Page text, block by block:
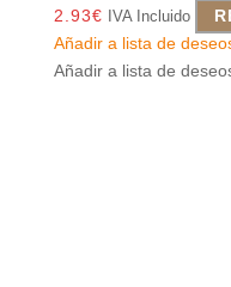
2.93€ IVA Incluido
Añadir a lista de
Añadir a lista de